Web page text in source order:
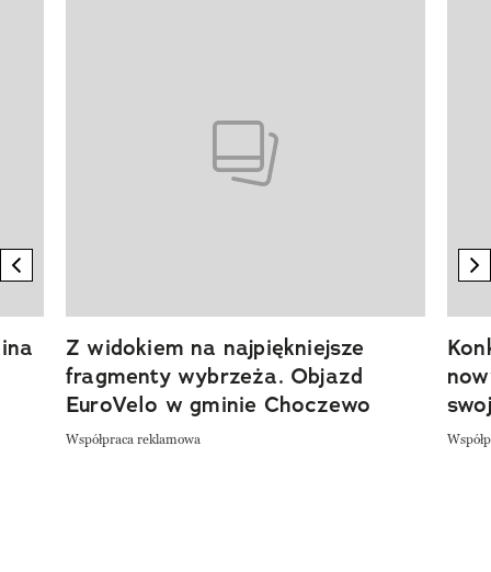
previous element
Z widokiem na najpiękniejsze
fragmenty wybrzeża. Objazd
EuroVelo w gminie Choczewo
Współpraca reklamowa